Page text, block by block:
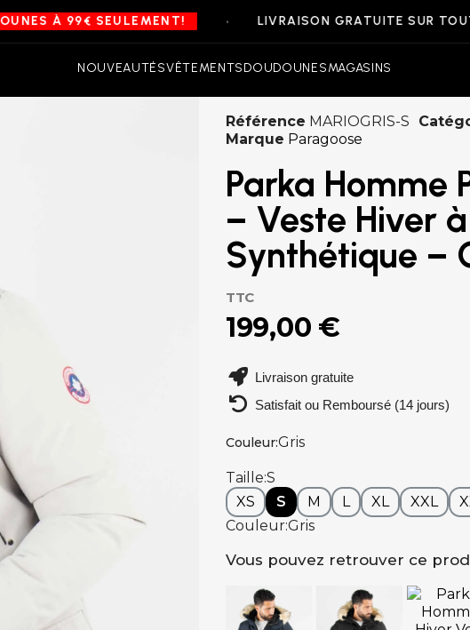
NOUVEAUTÉSVÊTEMENTSDOUDOUNESMAGASINS
99€ SEULEMENT! • LIVRAISON GRATUITE SUR TOUT LE
Référence MARIOGRIS-S
Marque Paragoose
Parka Homme
– Veste Hiver
Synthétique –
199,00 €
TTC
Livraison gratuite
Satisfait ou Remboursé (14 jours)
CouleurGris
Taille S
XS
S M L XL XXL
CouleurGris
Vous pouvez retrouver ce